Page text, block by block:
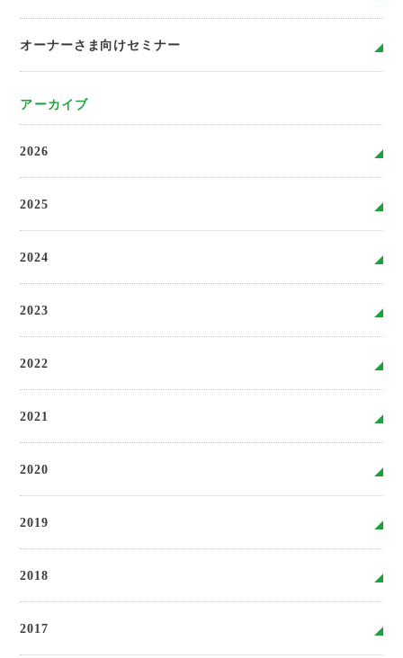
オーナーさま向けセミナー
アーカイブ
2026
2025
2024
2023
2022
2021
2020
2019
2018
2017